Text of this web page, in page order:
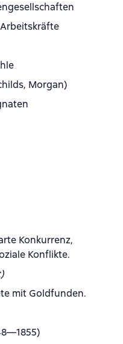
Morgan)
Konkurrenz,
Konflikte.
mit Goldfunden.